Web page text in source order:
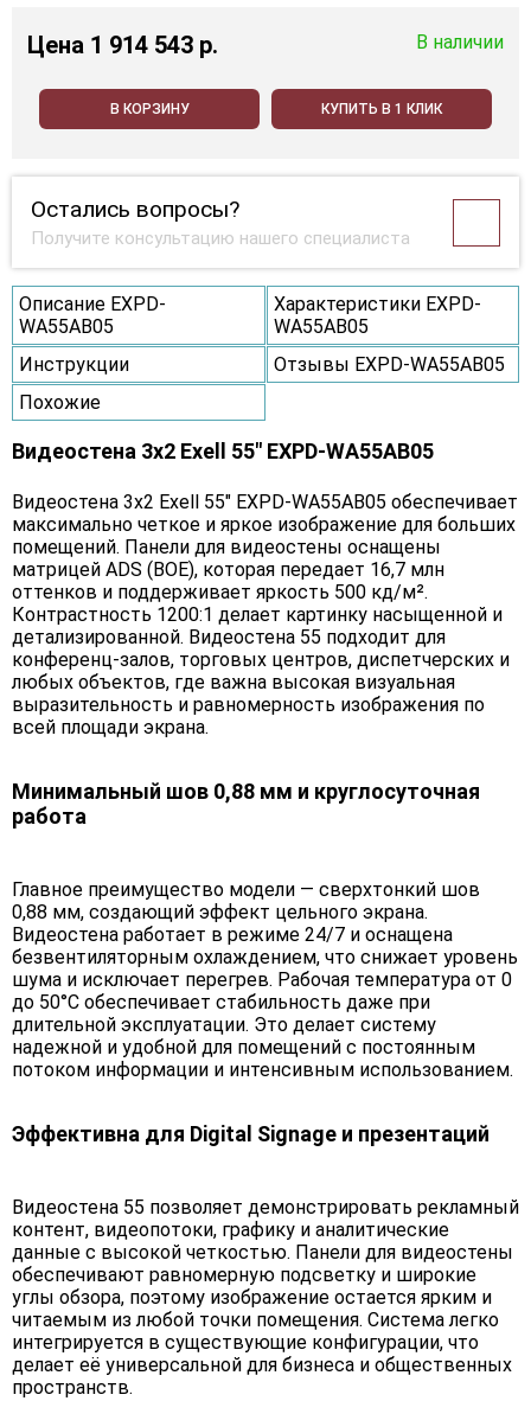
Цена 1 914 543 p. В наличии
В КОРЗИНУ КУПИТЬ В 1 КЛИК
Остались вопросы?
Получите консультацию нашего специалиста
Описание EXPD-
WA55AB05
Характеристики EXPD-
WA55AB05
Инструкции
Отзывы EXPD-WA55AB05
Похожие
Видеостена 3x2 Exell 55" EXPD-WA55AB05
Видеостена 3х2 Exell 55" EXPD-WA55AB05 обеспечивает
максимально четкое и яркое изображение для больших
помещений. Панели для видеостены оснащены
матрицей ADS (BOE), которая передает 16,7 млн
оттенков и поддерживает яркость 500 кд/м².
Контрастность 1200:1 делает картинку насыщенной и
детализированной. Видеостена 55 подходит для
конференц-залов, торговых центров, диспетчерских и
любых объектов, где важна высокая визуальная
выразительность и равномерность изображения по
всей площади экрана.
Минимальный шов 0,88 мм и круглосуточная
работа
Главное преимущество модели — сверхтонкий шов
0,88 мм, создающий эффект цельного экрана.
Видеостена работает в режиме 24/7 и оснащена
безвентиляторным охлаждением, что снижает уровень
шума и исключает перегрев. Рабочая температура от 0
до 50°C обеспечивает стабильность даже при
длительной эксплуатации. Это делает систему
надежной и удобной для помещений с постоянным
потоком информации и интенсивным использованием.
Эффективна для Digital Signage и презентаций
Видеостена 55 позволяет демонстрировать рекламный
контент, видеопотоки, графику и аналитические
данные с высокой четкостью. Панели для видеостены
обеспечивают равномерную подсветку и широкие
углы обзора, поэтому изображение остается ярким и
читаемым из любой точки помещения. Система легко
интегрируется в существующие конфигурации, что
делает её универсальной для бизнеса и общественных
пространств.